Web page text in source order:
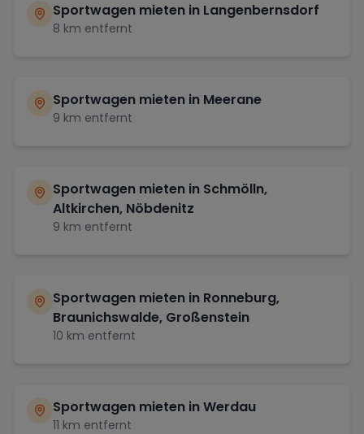
Sportwagen mieten in Langenbernsdorf
8 km entfernt
Sportwagen mieten in Meerane
9 km entfernt
Sportwagen mieten in Schmölln,
Altkirchen, Nöbdenitz
9 km entfernt
Sportwagen mieten in Ronneburg,
Braunichswalde, Großenstein
10 km entfernt
Sportwagen mieten inWerdau
11 km entfernt